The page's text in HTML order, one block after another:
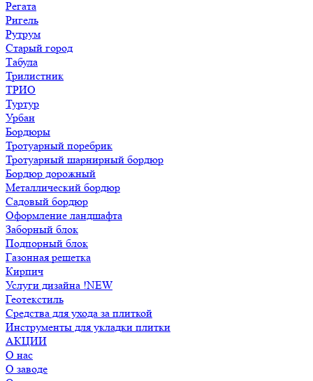
Регата
Ригель
Рутрум
Старый город
Табула
Трилистник
ТРИО
Туртур
Урбан
Бордюры
Тротуарный поребрик
Тротуарный шарнирный бордюр
Бордюр дорожный
Металлический бордюр
Садовый бордюр
Оформление ландшафта
Заборный блок
Подпорный блок
Газонная решетка
Кирпич
Услуги дизайна !NEW
Геотекстиль
Средства для ухода за плиткой
Инструменты для укладки плитки
АКЦИИ
О нас
О заводе